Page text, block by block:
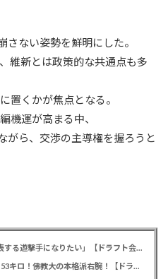
さない姿勢を鮮明にした。
維新とは政策的な共通点も多
置くかが焦点となる。
機運が高まる中、
がら、交渉の主導権を握ろうと
カープドラ6西川篤夢！「日本を代表する遊撃手になりたい」【ドラフト会議2025】
カープドラ5赤木晴哉！191cm最速153キロ！佛教大の本格派右腕！【ドラフト会議2025】